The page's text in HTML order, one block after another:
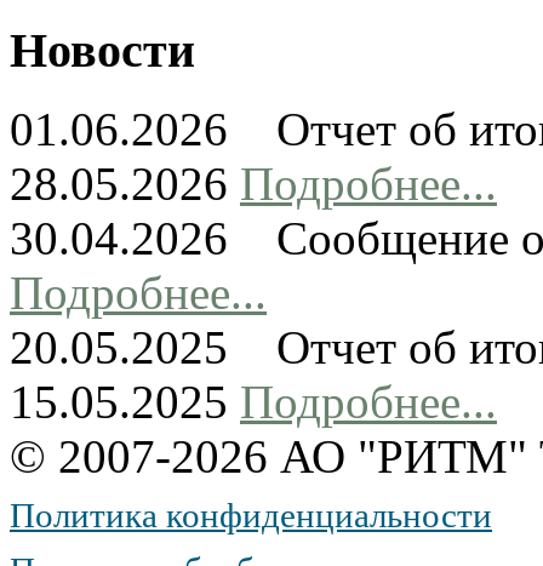
Новости
01.06.2026 Отчет об
28.05.2026 Подробнее...
30.04.2026 Сообщение
Подробнее...
20.05.2025 Отчет об
15.05.2025 Подробнее...
© 2007-2026 АО
Политика конфиденциальности